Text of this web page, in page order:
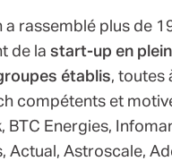
a rassemblé plus de
de la start-up en
établis, toutes
compétents et
BTC Energies,
Actual, Astroscale,